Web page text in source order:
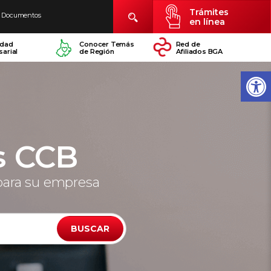
Documentos
Trámites
en línea
Conocer Temás
de Región
Red de
Afiliados BGA
su empresa
BUSCAR